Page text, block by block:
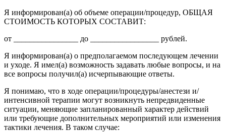
Я информирован(а) об объеме операции/процедур, ОБЩАЯ
СТОИМОСТЬ КОТОРЫХ СОСТАВИТ:
от ________________ до _________________ рублей.
Я информирован(а) о предполагаемом последующем лечении
и уходе. Я имел(а) возможность задавать любые вопросы, и на
все вопросы получил(а) исчерпывающие ответы.
Я понимаю, что в ходе операции/процедуры/анестези и/
интенсивной терапии могут возникнуть непредвиденные
ситуации, меняющие запланированный характер действий
или требующие дополнительных мероприятий или изменения
тактики лечения. В таком случае: